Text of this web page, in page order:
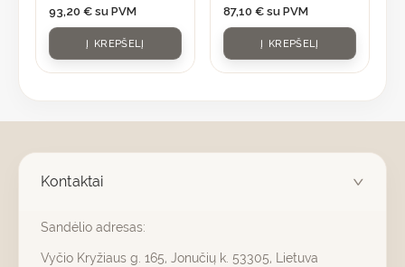
93,20 € su PVM
Į KREPŠELĮ
87,10 € su PVM
Į KREPŠELĮ
Kontaktai
Sandėlio adresas:
Vyčio Kryžiaus g. 165, Jonučių k. 53305, Lietuva